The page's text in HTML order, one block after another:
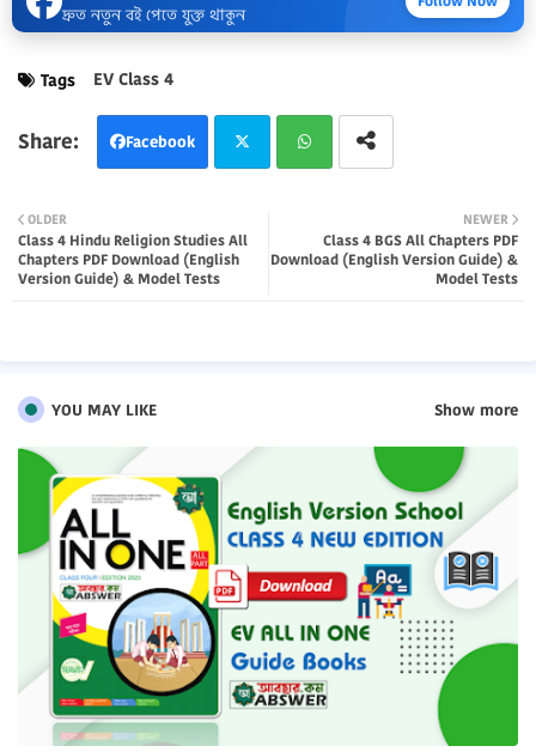
দ্রুত নতুন বই পেতে যুক্ত থাকুন
Tags EV Class 4
Facebook
tter
NEWER
Class 4 BGS All Chapters PDF
Download (English Version Guide) &
Model Tests
OLDER
Class 4 Hindu Religion Studies All
Chapters PDF Download (English
Version Guide) & Model Tests
YOU MAY LIKE Show more